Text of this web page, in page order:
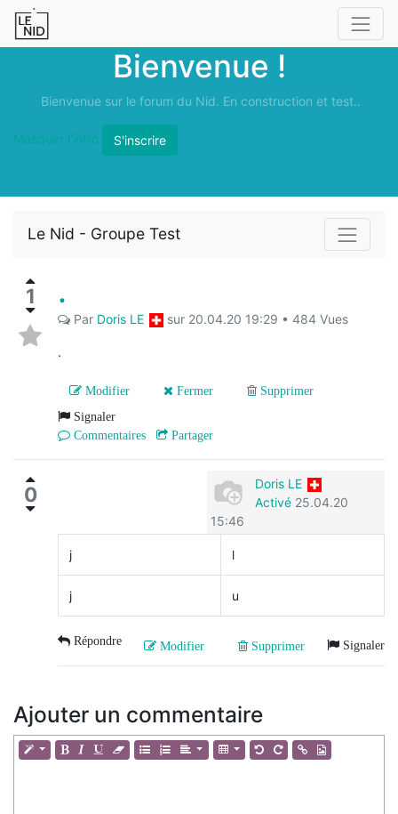
Bienvenue !
Bienvenue sur le forum du Nid. En construction et test..
Masquer l'intro S'inscrire
Le Nid - Groupe Test
1 .
Par Doris LE sur 20.04.20 19:29 • 484 Vues
.
Modifier Fermer Supprimer
Signaler
Commentaires
Partager
0
Doris LE
Activé 25.04.20
15:46
j l
j u
Modifier Supprimer Signaler
Répondre
Ajouter un commentaire